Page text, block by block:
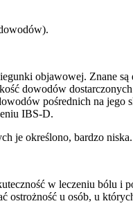
objawowej. Znane są
dowodów
pośrednich na jego
IBS-D.
je określono, bardzo niska.
w leczeniu bólu i
ostrożność u osób, u